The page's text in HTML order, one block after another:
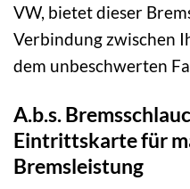
VW, bietet dieser
Verbindung zwischen
dem unbeschwerten
A.b.s.
Eintrittskarte für
Bremsleistung